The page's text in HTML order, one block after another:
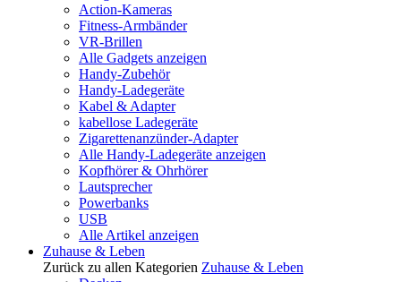
Action-Kameras
Fitness-Armbänder
VR-Brillen
Alle Gadgets anzeigen
Handy-Zubehör
Handy-Ladegeräte
Kabel & Adapter
kabellose Ladegeräte
Zigarettenanzünder-Adapter
Alle Handy-Ladegeräte anzeigen
Kopfhörer & Ohrhörer
Lautsprecher
Powerbanks
USB
Alle Artikel anzeigen
Zuhause & Leben
Zurück zu allen Kategorien Zuhause & Leben